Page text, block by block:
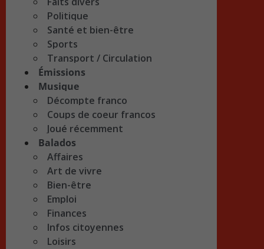
Politique
Santé et bien-être
Sports
Transport / Circulation
Émissions
Musique
Décompte franco
Coups de coeur francos
Joué récemment
Balados
Affaires
Art de vivre
Bien-être
Emploi
Finances
Infos citoyennes
Loisirs